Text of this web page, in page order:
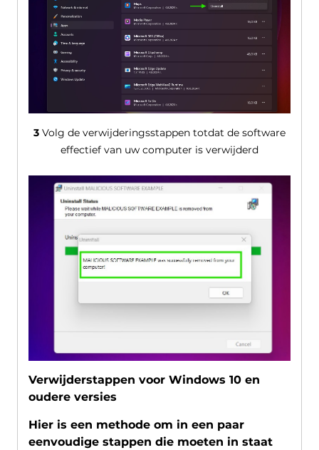
3Volg de verwijderingsstappen totdat de software
effectief van uw computer is verwijderd
Verwijderstappen voor Windows 10 en
oudere versies
Hier is een methode om in een paar
eenvoudige stappen die moeten in staat